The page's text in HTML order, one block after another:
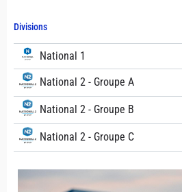
Divisions
National 1
National 2 - Groupe A
National 2 - Groupe B
National 2 - Groupe C